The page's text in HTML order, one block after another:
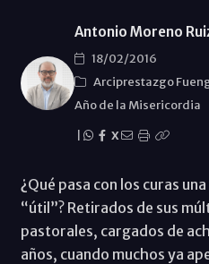
Antonio Moreno
18/02/2016
Arciprestazgo
Año de la Misericordia
X
¿Qué pasa con los curas
“útil”? Retirados de sus
pastorales, cargados de
años, cuando muchos ya